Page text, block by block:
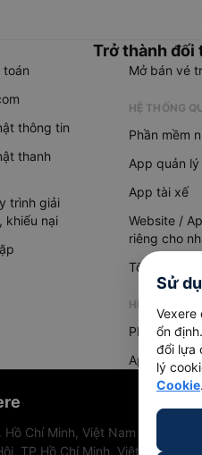
toán
thông tin
thanh
trình giải
khiếu nại
Trở thành đối
Mở bán vé
HỆ THỐNG
Phần mềm
App quản
App tài xế
Website /
riêng cho
Tổng đài AI
HỆ THỐNG
Phần mềm
App quản
Chí Minh, Việt Nam
TP Hồ Chí Minh, Việt Nam
Sử
Vexere
ổn
đổi lựa
lý
Cookie.